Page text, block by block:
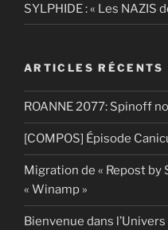
SYLPHIDE : « Les NAZIS
ARTICLES RÉCENTS
ROANNE 2077: Spinoff
[COMPOS] Épisode
Migration de « Repost by
« Winamp »
Bienvenue dans